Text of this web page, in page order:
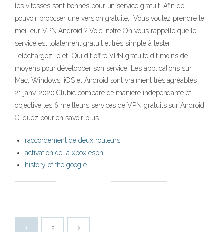
les vitesses sont bonnes pour un service gratuit. Afin de
pouvoir proposer une version gratuite, Vous voulez prendre le
meilleur VPN Android ? Voici notre On vous rappelle que le
service est totalement gratuit et très simple à tester !
Téléchargez-le et Qui dit offre VPN gratuite dit moins de
moyens pour développer son service. Les applications sur
Mac, Windows, iOS et Android sont vraiment très agréables
21 janv. 2020 Clubic compare de manière indépendante et
objective les 6 meilleurs services de VPN gratuits sur Android.
Cliquez pour en savoir plus.
raccordement de deux routeurs
activation de la xbox espn
history of the google
1 2